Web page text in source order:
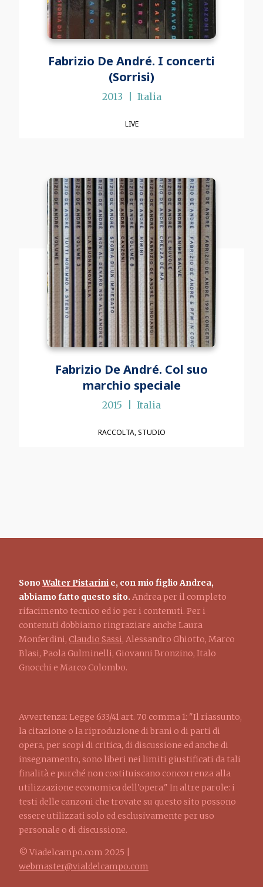
Fabrizio De André. I concerti
(Sorrisi)
2013 Italia
LIVE
Fabrizio De André. Col suo
marchio speciale
2015 Italia
RACCOLTA STUDIO
SonoWalter Pistarini e, con mio figlio Andrea,
abbiamo fatto questo sito. Andrea per il completo
rifacimento tecnico ed io per i contenuti. Per i
contenuti dobbiamo ringraziare anche Laura
Monferdini, Claudio Sassi, Alessandro Ghiotto, Marco
Blasi, Paola Gulminelli, Giovanni Bronzino, Italo
Gnocchi e Marco Colombo.
Avvertenza: Legge 633/41 art. 70 comma 1: "Il riassunto,
la citazione o la riproduzione di brani o di parti di
opera, per scopi di critica, di discussione ed anche di
insegnamento, sono liberi nei limiti giustificati da tali
finalità e purché non costituiscano concorrenza alla
utilizzazione economica dell'opera." In altre parole: i
testi delle canzoni che trovate su questo sito possono
essere utilizzati solo ed esclusivamente per uso
personale o di discussione.
© Viadelcampo.com 2025 |
webmaster@vialdelcampo.com